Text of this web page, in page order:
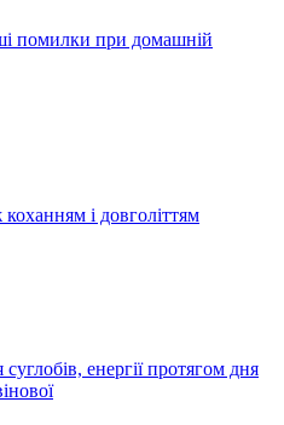
помилки при домашній
і довголіттям
енергії протягом дня